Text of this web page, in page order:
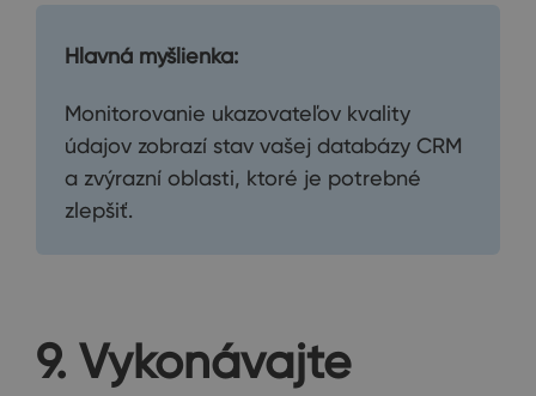
Hlavná myšlienka:
Monitorovanie ukazovateľov kvality
údajov zobrazí stav vašej databázy CRM
a zvýrazní oblasti, ktoré je potrebné
zlepšiť.
9. Vykonávajte